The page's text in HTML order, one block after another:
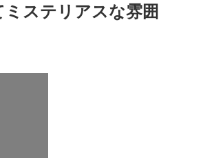
ステリアスな雰囲